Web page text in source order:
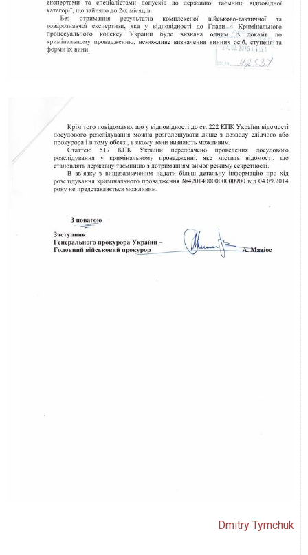
Dmitry Tymchuk